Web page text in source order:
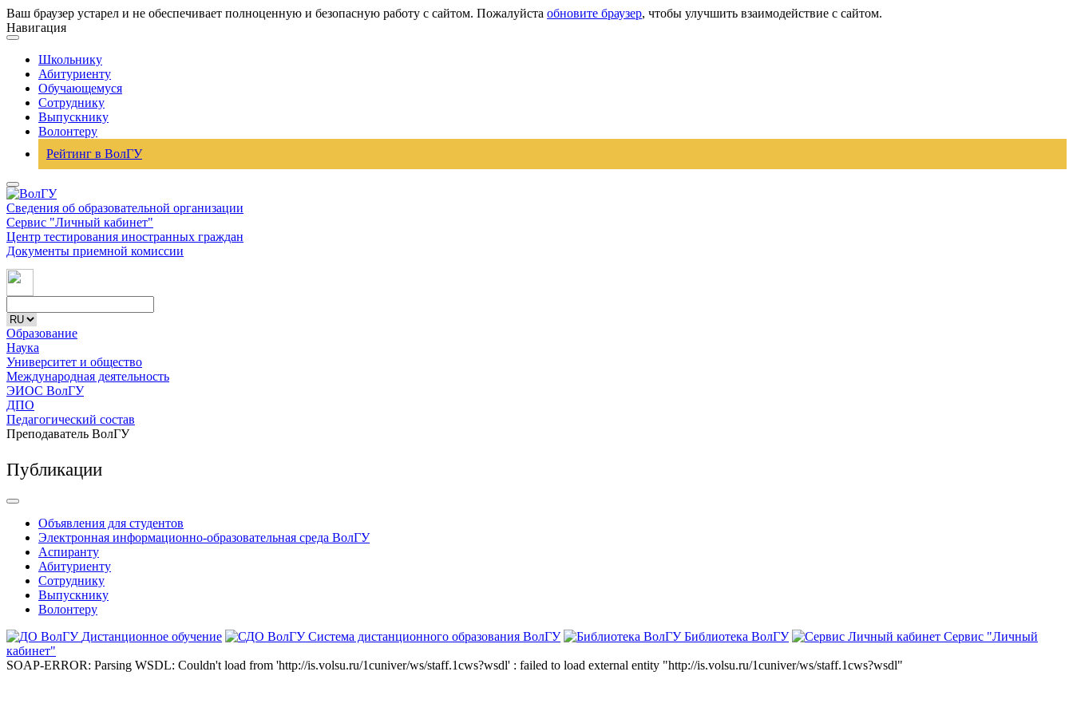
Ваш браузер устарел и не обеспечивает полноценную и безопасную работу с сайтом. Пожалуйста обновите браузер, чтобы улучшить взаимодействие с сайтом.
Навигация
Школьнику
Абитуриенту
Обучающемуся
Сотруднику
Выпускнику
Волонтеру
Рейтинг в ВолГУ
Сведения об образовательной организации
Сервис "Личный кабинет"
Центр тестирования иностранных граждан
Документы приемной комиссии
Образование
Наука
Университет и общество
Международная деятельность
ЭИОС ВолГУ
ДПО
Педагогический состав
Преподаватель ВолГУ
Публикации
Объявления для студентов
Электронная информационно-образовательная среда ВолГУ
Аспиранту
Абитуриенту
Сотруднику
Выпускнику
Волонтеру
Дистанционное обучение
Система дистанционного образования ВолГУ Библиотека ВолГУ
Сервис "Личный
кабинет"
SOAP-ERROR: Parsing WSDL: Couldn't load from 'http://is.volsu.ru/1cuniver/ws/staff.1cws?wsdl' : failed to load external entity "http://is.volsu.ru/1cuniver/ws/staff.1cws?wsdl"